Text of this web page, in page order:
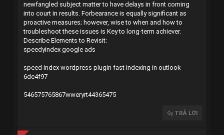
newfangled subject matter to have delays in front coming
into court in results. Forbearance is equally significant as
proactive measures; however, wise to when and how to
troubleshoot these issues is Key to long-term achiever.
Describe Elements to Revisit:
speedyindex google ads
speed index wordpress plugin fast indexing in outlook
6de4f97
546575765867wweryrt44365475
TRẢ LỜI